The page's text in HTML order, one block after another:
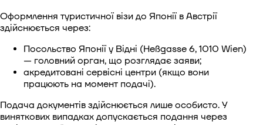
Оформлення туристичної візи до Японії в Австрії
здійснюється через:
Посольство Японії у Відні (Heßgasse 6, 1010 Wien)
— головний орган, що розглядає заяви;
акредитовані сервісні центри (якщо вони
працюють на момент подачі).
Подача документів здійснюється лише особисто. У
виняткових випадках допускається подання через